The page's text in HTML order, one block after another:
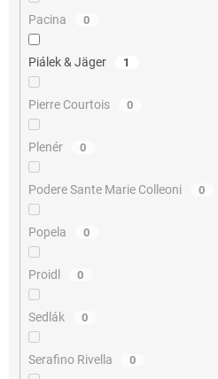
Pacina 0
Piálek & Jäger 1
Pierre Courtois 0
Plenér 0
Podere Sante Marie Colleoni 0
Popela 0
Proidl 0
Sedlák 0
Serafino Rivella 0